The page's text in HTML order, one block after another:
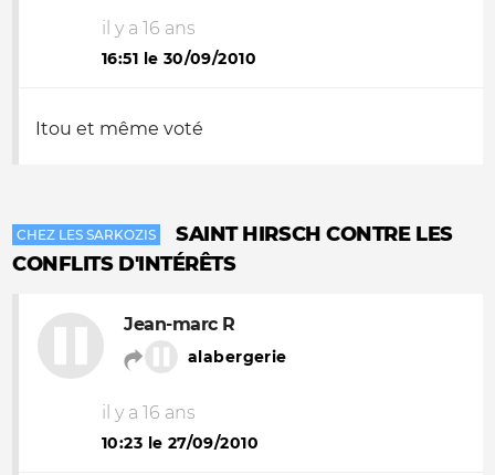
il y a 16 ans
16:51 le 30/09/2010
Itou et même voté
CHEZ LES SARKOZIS
SAINT HIRSCH CONTRE LES
CONFLITS D'INTÉRÊTS
Jean-marc R
alabergerie
il y a 16 ans
10:23 le 27/09/2010